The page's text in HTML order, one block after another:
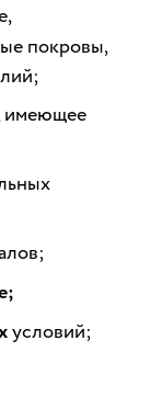
покровы,
имеющее
условий;